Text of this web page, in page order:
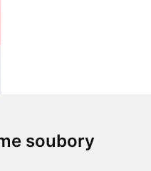
soubory